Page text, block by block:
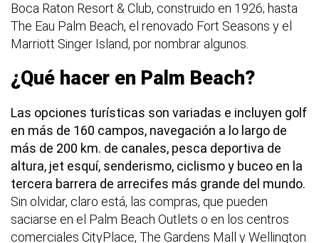
Boca Raton Resort & Club, construido en 1926; hasta
The Eau Palm Beach, el renovado Fort Seasons y el
Marriott Singer Island, por nombrar algunos.
¿Qué hacer en Palm Beach?
Las opciones turísticas son variadas e incluyen golf
en más de 160 campos, navegación a lo largo de
más de 200 km. de canales, pesca deportiva de
altura, jet esquí, senderismo, ciclismo y buceo en la
tercera barrera de arrecifes más grande del mundo.
Sin olvidar, claro está, las compras, que pueden
saciarse en el Palm Beach Outlets o en los centros
comerciales CityPlace, The Gardens Mall y Wellington